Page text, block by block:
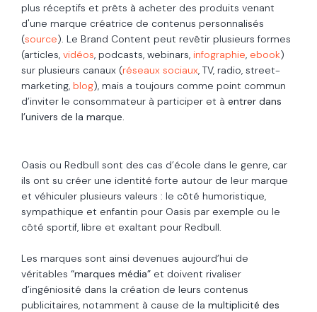
plus réceptifs et prêts à acheter des produits venant
d'une marque créatrice de contenus personnalisés
(source). Le Brand Content peut revêtir plusieurs formes
(articles, vidéos, podcasts, webinars, infographie, ebook)
sur plusieurs canaux (réseaux sociaux, TV, radio, street-
marketing, blog), mais a toujours comme point commun
d’inviter le consommateur à participer et à entrer dans
l’univers de la marque.
Oasis ou Redbull sont des cas d’école dans le genre, car
ils ont su créer une identité forte autour de leur marque
et véhiculer plusieurs valeurs : le côté humoristique,
sympathique et enfantin pour Oasis par exemple ou le
côté sportif, libre et exaltant pour Redbull.
Les marques sont ainsi devenues aujourd’hui de
véritables “marques média” et doivent rivaliser
d’ingéniosité dans la création de leurs contenus
publicitaires, notamment à cause de la multiplicité des